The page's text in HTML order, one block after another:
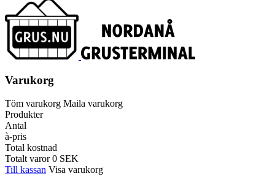
Varukorg
Töm varukorg Maila varukorg
Produkter
Antal
à-pris
Total kostnad
Totalt varor0 SEK
Till kassan Visa varukorg